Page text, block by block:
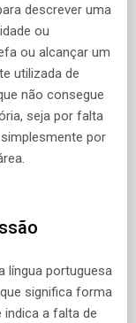
descrever uma
ou
ou alcançar um
utilizada de
não consegue
seja por falta
por
língua portuguesa
significa forma
indica a falta de